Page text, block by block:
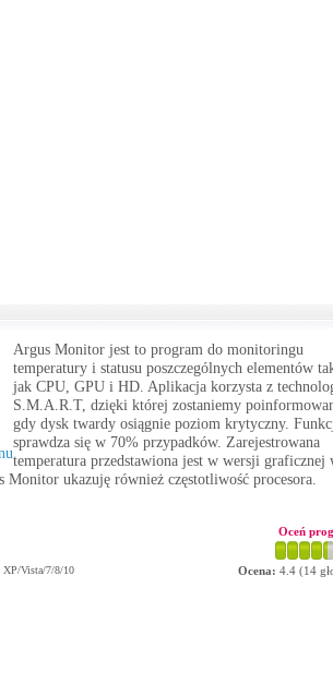
Argus Monitor jest to program do monitoringu
temperatury i statusu poszczególnych elementów
jak CPU, GPU i HD. Aplikacja korzysta z
S.M.A.R.T, dzięki której zostaniemy
gdy dysk twardy osiągnie poziom krytyczny.
sprawdza się w 70% przypadków. Zarejestrowana
temperatura przedstawiona jest w wersji graficznej
Monitor ukazuję również częstotliwość procesora.
XP/Vista/7/8/10
Oceń
Ocena: 4.4 (14